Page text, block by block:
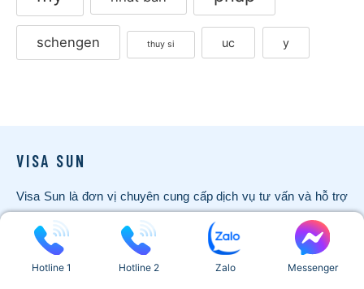
schengen thuy si uc y
VISA SUN
Visa Sun là đơn vị chuyên cung cấp dịch vụ tư vấn và hỗ trợ
làm visa cho cá nhân, doanh nghiệp và các đoàn công tác
quốc tế. Với đội ngũ chuyên viên giàu kinh nghiệm, am hiểu
quy trình xét duyệt của từng quốc gia, Visa Sun mang đến giải
Hotline 1 Hotline 2 Zalo Messenger